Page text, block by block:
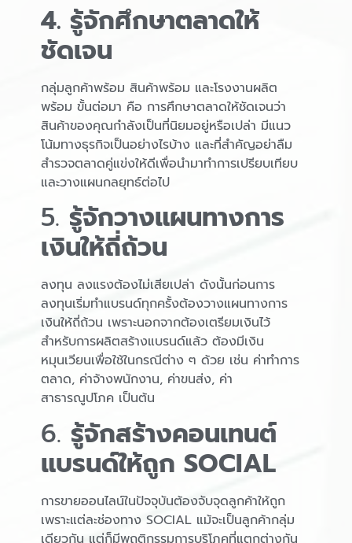
4. รู้จักศึกษาตลาดให้
ชัดเจน
กลุ่มลูกค้าพร้อม สินค้าพร้อม และโรงงานผลิต
พร้อม ขั้นต่อมา คือ การศึกษาตลาดให้ชัดเจนว่า
สินค้าของคุณกำลังเป็นที่นิยมอยู่หรือเปล่า มีแนว
โน้มทางธุรกิจเป็นอย่างไรบ้าง และที่สำคัญอย่าลืม
สำรวจตลาดคู่แข่งให้ดีเพื่อนำมาทำการเปรียบเทียบ
และวางแผนกลยุทธ์ต่อไป
5.รู้จักวางแผนทางการ
เงินให้ถี่ถ้วน
ลงทุน ลงแรงต้องไม่เสียเปล่า ดังนั้นก่อนการ
ลงทุนเริ่มทำแบรนด์ทุกครั้งต้องวางแผนทางการ
เงินให้ถี่ถ้วน เพราะนอกจากต้องเตรียมเงินไว้
สำหรับการผลิตสร้างแบรนด์แล้ว ต้องมีเงิน
หมุนเวียนเพื่อใช้ในกรณีต่าง ๆ ด้วย เช่น ค่าทำการ
ตลาด, ค่าจ้างพนักงาน, ค่าขนส่ง, ค่า
สาธารณูปโภค เป็นต้น
6.รู้จักสร้างคอนเทนต์
แบรนด์ให้ถูก SOCIAL
การขายออนไลน์ในปัจจุบันต้องจับจุดลูกค้าให้ถูก
เพราะแต่ละช่องทาง SOCIAL แม้จะเป็นลูกค้ากลุ่ม
เดียวกัน แต่ก็มีพฤติกรรมการบริโภคที่แตกต่างกัน